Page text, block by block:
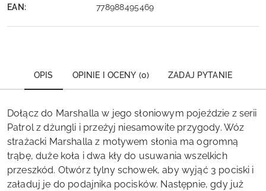
EAN: 778988495469
OPIS OPINIE I OCENY (0) ZADAJ PYTANIE
Dołącz do Marshalla w jego słoniowym pojeździe z serii
Patrol z dżungli i przeżyj niesamowite przygody. Wóz
strażacki Marshalla z motywem słonia ma ogromną
trąbę, duże koła i dwa kły do usuwania wszelkich
przeszkód. Otwórz tylny schowek, aby wyjąć 3 pociski i
załaduj je do podajnika pocisków. Następnie, gdy już